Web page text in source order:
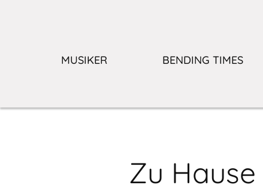
MUSIKER BENDING TIMES
Zu